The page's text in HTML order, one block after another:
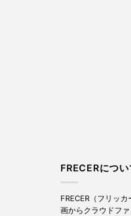
FRECERについ
FRECER（フリッ
画からクラウドフ